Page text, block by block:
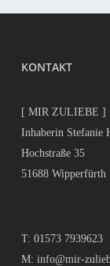
KONTAKT
[ MIR ZULIEBE ]
Inhaberin Stefanie
Hochstraße 35
51688 Wipperfürth
T: 01573 7939623
M: info@mir-